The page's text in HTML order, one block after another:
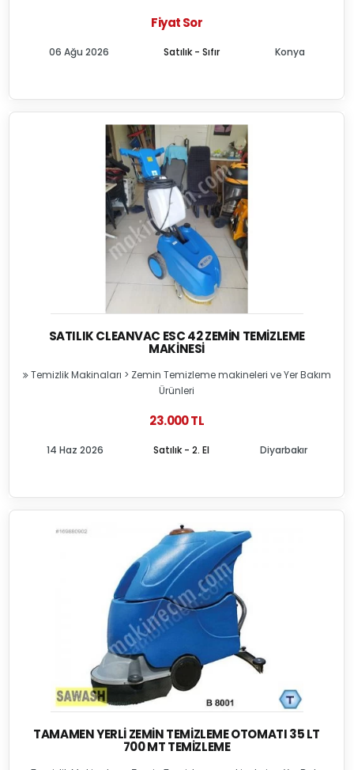
Fiyat Sor
Satılık - Sıfır
06 Ağu 2026 Konya
SATILIK CLEANVAC ESC 42 ZEMIN TEMIZLEME
MAKINESI
Temizlik Makinaları > Zemin Temizleme makineleri ve Yer Bakım
Ürünleri
23.000 TL
Satılık - 2. El
14 Haz 2026 Diyarbakır
TAMAMEN YERLI ZEMIN TEMIZLEME OTOMATI 35 LT
700 MT TEMIZLEME